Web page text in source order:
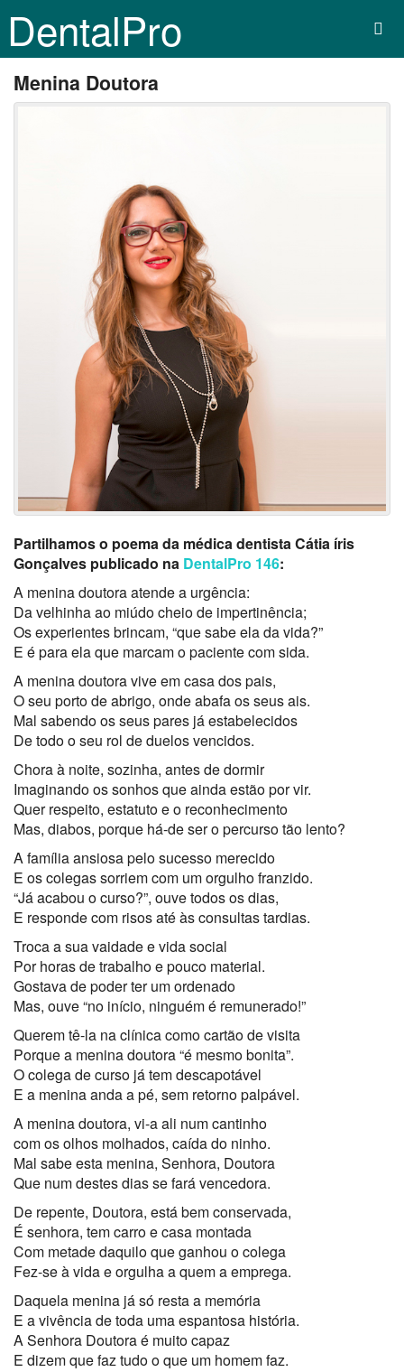
DentalPro
Menina Doutora
Partilhamos o poema da médica dentista Cátia íris
Gonçalves publicado na DentalPro 146:
A menina doutora atende a urgência:
Da velhinha ao miúdo cheio de impertinência;
Os experientes brincam, “que sabe ela da vida?”
E é para ela que marcam o paciente com sida.
A menina doutora vive em casa dos pais,
O seu porto de abrigo, onde abafa os seus ais.
Mal sabendo os seus pares já estabelecidos
De todo o seu rol de duelos vencidos.
Chora à noite, sozinha, antes de dormir
Imaginando os sonhos que ainda estão por vir.
Quer respeito, estatuto e o reconhecimento
Mas, diabos, porque há-de ser o percurso tão lento?
A família ansiosa pelo sucesso merecido
E os colegas sorriem com um orgulho franzido.
“Já acabou o curso?”, ouve todos os dias,
E responde com risos até às consultas tardias.
Troca a sua vaidade e vida social
Por horas de trabalho e pouco material.
Gostava de poder ter um ordenado
Mas, ouve “no início, ninguém é remunerado!”
Querem tê-la na clínica como cartão de visita
Porque a menina doutora “é mesmo bonita”.
O colega de curso já tem descapotável
E a menina anda a pé, sem retorno palpável.
A menina doutora, vi-a ali num cantinho
com os olhos molhados, caída do ninho.
Mal sabe esta menina, Senhora, Doutora
Que num destes dias se fará vencedora.
De repente, Doutora, está bem conservada,
É senhora, tem carro e casa montada
Com metade daquilo que ganhou o colega
Fez-se à vida e orgulha a quem a emprega.
Daquela menina já só resta a memória
E a vivência de toda uma espantosa história.
A Senhora Doutora é muito capaz
E dizem que faz tudo o que um homem faz.